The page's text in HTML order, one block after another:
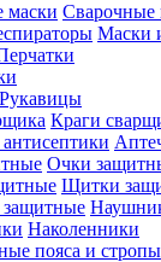
Сварочные
Маски
Рукавицы
Краги
Очки
Щитки
Наколенники